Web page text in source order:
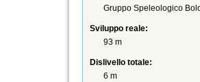
Gruppo Speleologico
Sviluppo reale:
93 m
Dislivello totale:
6 m